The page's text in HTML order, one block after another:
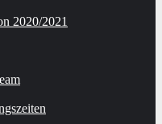
2020/2021